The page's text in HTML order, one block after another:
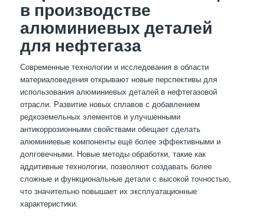
в производстве
алюминиевых деталей
для нефтегаза
Современные технологии и исследования в области
материаловедения открывают новые перспективы для
использования алюминиевых деталей в нефтегазовой
отрасли. Развитие новых сплавов с добавлением
редкоземельных элементов и улучшенными
антикоррозионными свойствами обещает сделать
алюминиевые компоненты ещё более эффективными и
долговечными. Новые методы обработки, такие как
аддитивные технологии, позволяют создавать более
сложные и функциональные детали с высокой точностью,
что значительно повышает их эксплуатационные
характеристики.